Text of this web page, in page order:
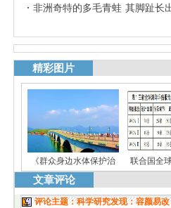
非洲奇特的多毛青蛙 其脚趾长
精彩图片
《群众身边水体保护治 联合国全
文章评论